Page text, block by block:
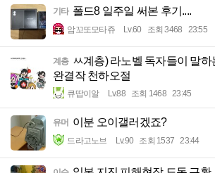
기타 폴드8 일주일 써본 후기....
암꼬또모타쥬 Lv.60 조회 3468 23:55
계층 ㅆ계층) 라노벨 독자들이 말하
완결작 천하오절
큐땁이알 Lv.88 조회 1468 23:45
유머 이분 오이갤러겠죠?
드라고노브 Lv.90 조회 1537 23:44